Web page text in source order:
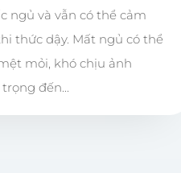
ngủ và vẫn có thể cảm
thức dậy. Mất ngủ có thể
mỏi, khó chịu ảnh
đến...